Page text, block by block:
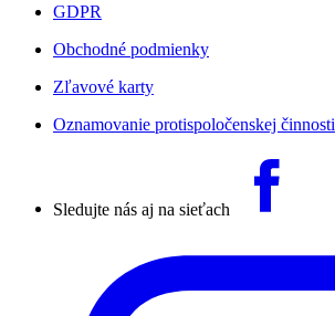
GDPR
Obchodné podmienky
Zľavové karty
Oznamovanie protispoločenskej činnosti
Sledujte nás aj na sieťach